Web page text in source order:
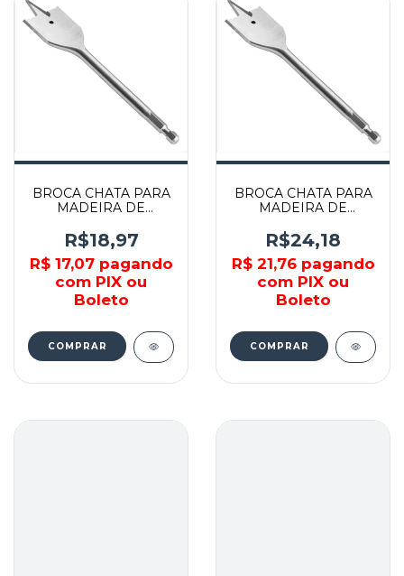
BROCA CHATA PARA
MADEIRA DE
704089 - MTX
R$18,97
R$ 17,07pagando
com PIX ou
Boleto
COMPRAR
BROCA CHATA PARA
MADEIRA DE
704159 - MTX
R$24,18
R$ 21,76pagando
com PIX ou
Boleto
COMPRAR